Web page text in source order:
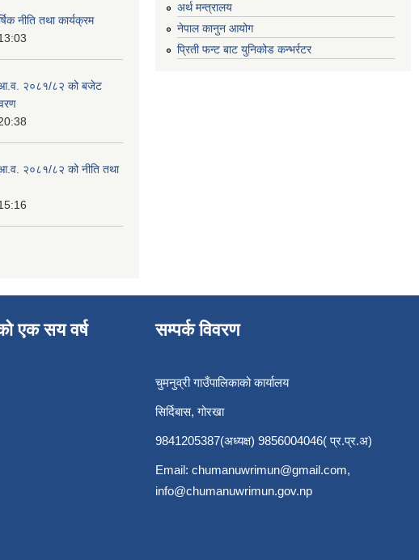
नीति तथा कार्यक्रम
आ.व. २०८१/८२ को बजेट
आ.व. २०८१/८२ को नीति तथा
अर्थ मन्त्रालय
नेपाल कानुन आयोग
प्रिती फन्ट बाट युनिकोड कन्भर्रटर
एक सय वर्ष सम्पर्क विवरण
चुमनुव्री गाउँपालिकाको कार्यालय
सिर्दिबास, गोरखा
9841205387(अध्यक्ष) 9856004046( प्र.प्र.अ)
Email: chumanuwrimun@gmail.com,
info@chumanuwrimun.gov.np